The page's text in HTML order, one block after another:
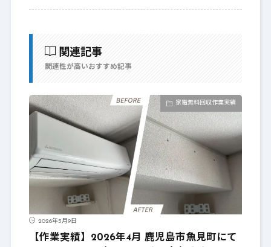
関連記事
関連性が高いおすすめ記事
家電無料回収作業実績
2026年5月9日
【作業実績】2026年4月 鹿児島市魚見町にて